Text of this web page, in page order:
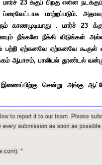
23 க்குப் பிறகு என்ன
மாற்றப்படும்.
காணமுடியாது . மார்ச் 23
நீங்களே நீக்கி விடுங்கள்
பற்றி ஏற்கனவே ஏற்கனவே
ஆபாசம், பாலியல் தூண்டல்
சென்று அங்கு